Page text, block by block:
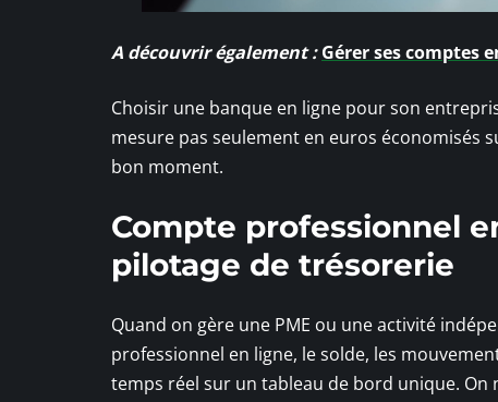
A découvrir également : Gérer ses comptes
Choisir une banque en ligne pour son
mesure pas seulement en euros économisés
bon moment.
Compte professionnel
pilotage de trésorerie
Quand on gère une PME ou une activité
professionnel en ligne, le solde, les
temps réel sur un tableau de bord unique.